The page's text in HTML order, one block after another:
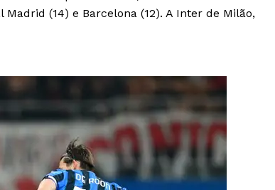
(14) e Barcelona (12). A Inter de Milão,